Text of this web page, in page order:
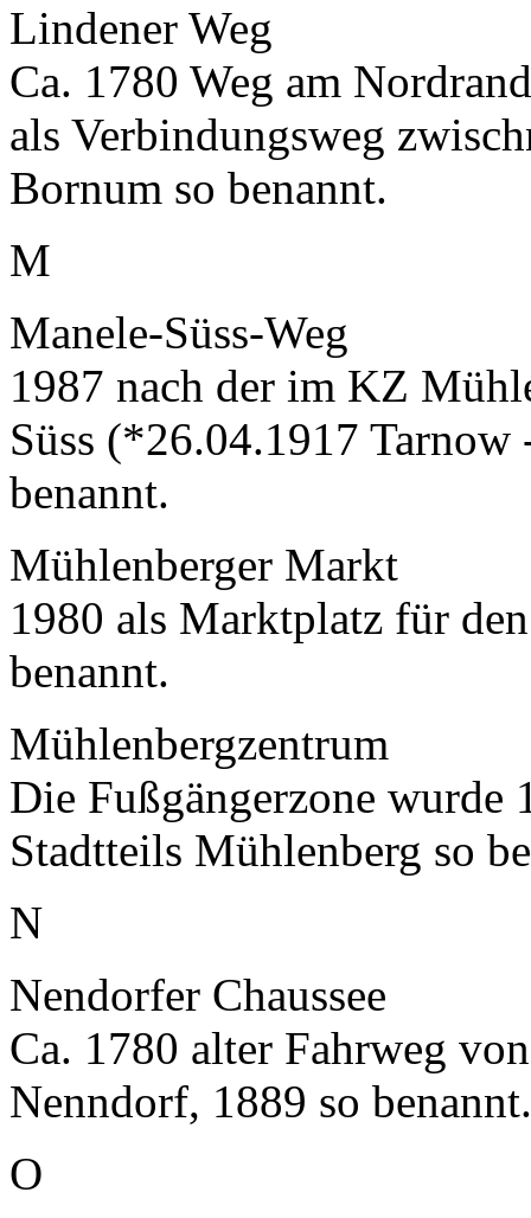
Lindener Weg
Ca. 1780 Weg am
als Verbindungsweg
Bornum so benannt.
M
Manele-Süss-Weg
1987 nach der im KZ
Süss (*26.04.1917
benannt.
Mühlenberger Markt
1980 als Marktplatz für
benannt.
Mühlenbergzentrum
Die Fußgängerzone
Stadtteils Mühlenberg so
N
Nendorfer Chaussee
Ca. 1780 alter Fahrweg
Nenndorf, 1889 so benannt.
O